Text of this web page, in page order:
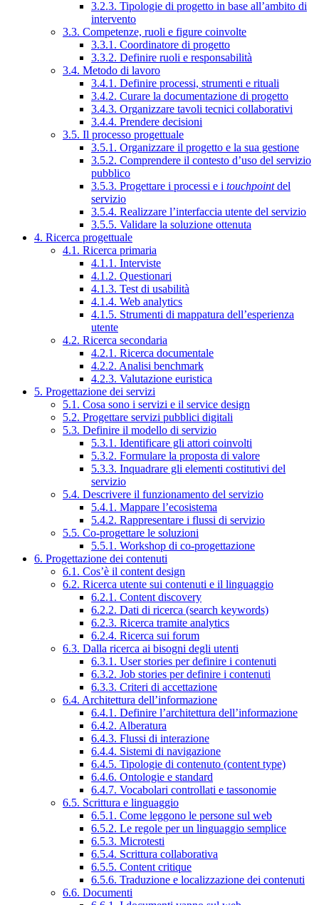
3.2.3. Tipologie di progetto in base all’ambito di
intervento
3.3. Competenze, ruoli e figure coinvolte
3.3.1. Coordinatore di progetto
3.3.2. Definire ruoli e responsabilità
3.4. Metodo di lavoro
3.4.1. Definire processi, strumenti e rituali
3.4.2. Curare la documentazione di progetto
3.4.3. Organizzare tavoli tecnici collaborativi
3.4.4. Prendere decisioni
3.5. Il processo progettuale
3.5.1. Organizzare il progetto e la sua gestione
3.5.2. Comprendere il contesto d’uso del servizio
pubblico
3.5.3. Progettare i processi e i touchpointdel
servizio
3.5.4. Realizzare l’interfaccia utente del servizio
3.5.5. Validare la soluzione ottenuta
4. Ricerca progettuale
4.1. Ricerca primaria
4.1.1. Interviste
4.1.2. Questionari
4.1.3. Test di usabilità
4.1.4. Web analytics
4.1.5. Strumenti di mappatura dell’esperienza
utente
4.2. Ricerca secondaria
4.2.1. Ricerca documentale
4.2.2. Analisi benchmark
4.2.3. Valutazione euristica
5. Progettazione dei servizi
5.1. Cosa sono i servizi e il service design
5.2. Progettare servizi pubblici digitali
5.3. Definire il modello di servizio
5.3.1. Identificare gli attori coinvolti
5.3.2. Formulare la proposta di valore
5.3.3. Inquadrare gli elementi costitutivi del
servizio
5.4. Descrivere il funzionamento del servizio
5.4.1. Mappare l’ecosistema
5.4.2. Rappresentare i flussi di servizio
5.5. Co-progettare le soluzioni
5.5.1. Workshop di co-progettazione
6. Progettazione dei contenuti
6.1. Cos’è il content design
6.2. Ricerca utente sui contenuti e il linguaggio
6.2.1. Content discovery
6.2.2. Dati di ricerca (search keywords)
6.2.3. Ricerca tramite analytics
6.2.4. Ricerca sui forum
6.3. Dalla ricerca ai bisogni degli utenti
6.3.1. User stories per definire i contenuti
6.3.2. Job stories per definire i contenuti
6.3.3. Criteri di accettazione
6.4. Architettura dell’informazione
6.4.1. Definire l’architettura dell’informazione
6.4.2. Alberatura
6.4.3. Flussi di interazione
6.4.4. Sistemi di navigazione
6.4.5. Tipologie di contenuto (content type)
6.4.6. Ontologie e standard
6.4.7. Vocabolari controllati e tassonomie
6.5. Scrittura e linguaggio
6.5.1. Come leggono le persone sul web
6.5.2. Le regole per un linguaggio semplice
6.5.3. Microtesti
6.5.4. Scrittura collaborativa
6.5.5. Content critique
6.5.6. Traduzione e localizzazione dei contenuti
6.6. Documenti